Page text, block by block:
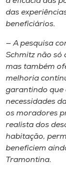
das
beneficiários.
— A pesquisa
Schmitz não só
mas também
melhoria
garantindo que
necessidades
os moradores
realista dos
habitação,
beneficiem
Tramontina.